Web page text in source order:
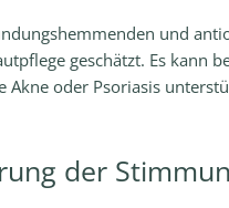
und
geschätzt. Es kann
Akne oder Psoriasis
der